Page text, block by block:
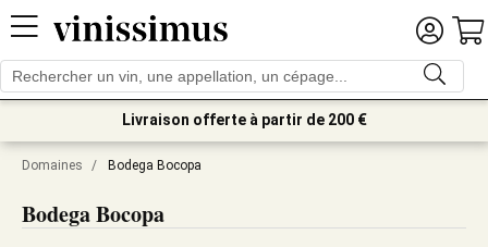
Livraison offerte à partir de 200 €
Domaines / Bodega Bocopa
Bodega Bocopa